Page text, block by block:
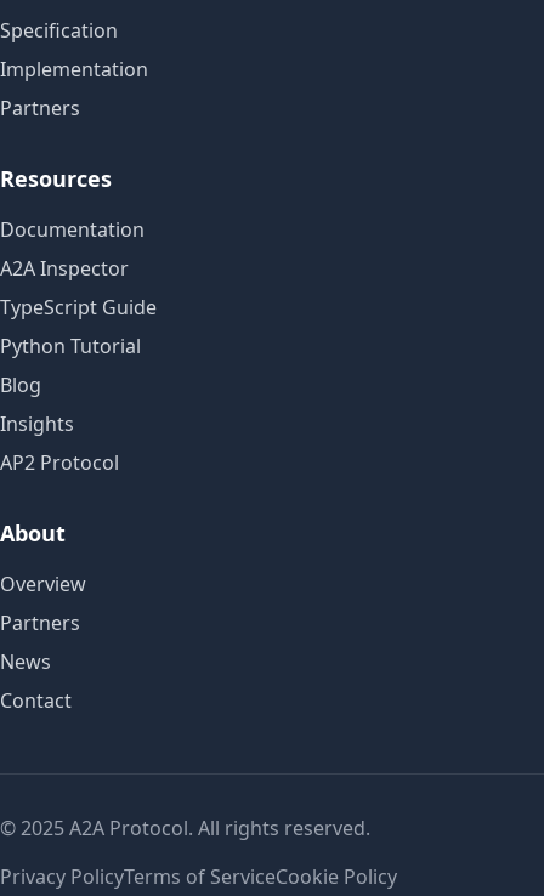
Specification
Implementation
Partners
Resources
Documentation
A2A Inspector
TypeScript Guide
Python Tutorial
Blog
Insights
AP2 Protocol
About
Overview
Partners
News
Contact
© 2025 A2A Protocol. All rights reserved.
Privacy PolicyTerms of ServiceCookie Policy